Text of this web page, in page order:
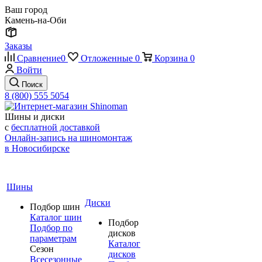
Ваш город
Камень-на-Оби
Заказы
Сравнение0 Отложенные 0 Корзина 0
Войти
Поиск
8 (800) 555 5054
Шины и диски
с бесплатной доставкой
Онлайн-запись на шиномонтаж
в Новосибирске
Шины
Подбор шин
Каталог шин
Подбор по
параметрам
Сезон
Всесезонные
Диски
Подбор
дисков
Каталог
дисков